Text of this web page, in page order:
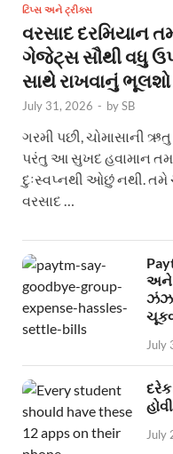
ટિપ્સ અને ટ્રીક્સ
વરસાદ દરમિયાન
ગેજેટ્સ સૌથી વધુ
સાથે રાખવાનું
July 31, 2026 - bySB
ગરમી પછી, ચોમાસાની
પરંતુ આ સુખદ હવામાન
દુઃસ્વપ્નથી ઓછું નથી. તમે
વરસાદ …
અને
July
દરેક
July